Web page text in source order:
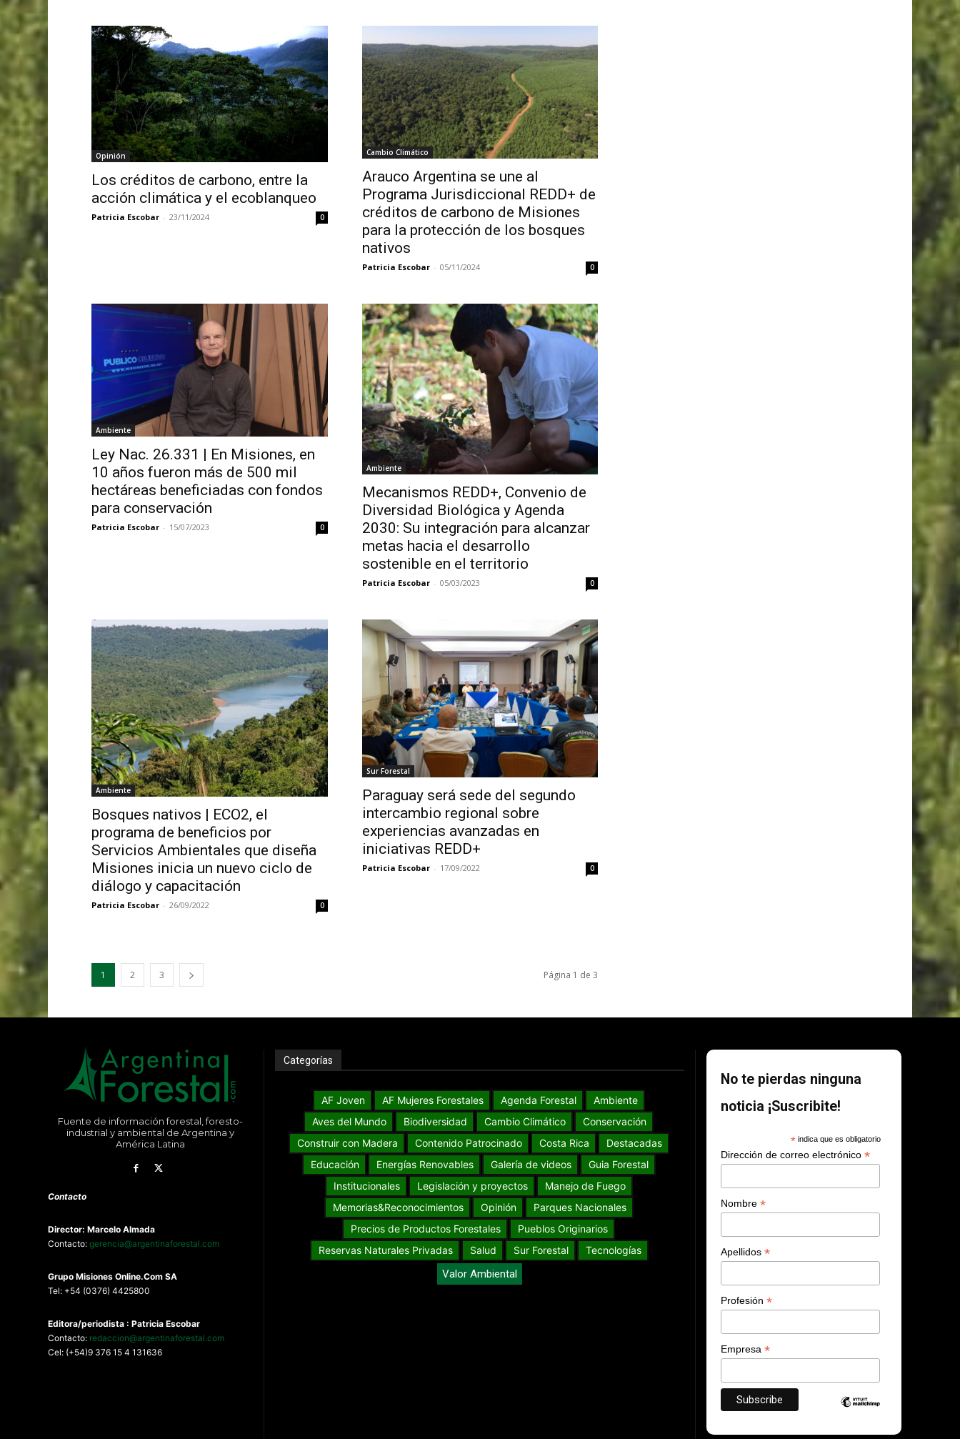
Opinión
Los créditos de carbono, entre la
acción climática y el ecoblanqueo
Patricia Escobar - 23/11/2024 0
Cambio Climático
Arauco Argentina se une al
Programa Jurisdiccional REDD+ de
créditos de carbono de Misiones
para la protección de los bosques
nativos
Patricia Escobar - 05/11/2024 0
Ambiente
Ley Nac. 26.331 | En Misiones, en
10 años fueron más de 500 mil
hectáreas beneficiadas con fondos
para conservación
Patricia Escobar - 15/07/2023 0
Ambiente
Mecanismos REDD+, Convenio de
Diversidad Biológica y Agenda
2030: Su integración para alcanzar
metas hacia el desarrollo
sostenible en el territorio
Patricia Escobar - 05/03/2023 0
Ambiente
Bosques nativos | ECO2, el
programa de beneficios por
Servicios Ambientales que diseña
Misiones inicia un nuevo ciclo de
diálogo y capacitación
Patricia Escobar - 26/09/2022 0
Sur Forestal
Paraguay será sede del segundo
intercambio regional sobre
experiencias avanzadas en
iniciativas REDD+
Patricia Escobar - 17/09/2022 0
1 2 3 Página 1 de 3
Fuente de información forestal, foresto-
industrial y ambiental de Argentina y
América Latina
Contacto
Director: Marcelo Almada
Contacto: gerencia@argentinaforestal.com
Grupo MisionesOnline.Com SA
Tel: +54 (0376) 4425800
Editora/periodista : Patricia Escobar
Contacto: redaccion@argentinaforestal.com
Cel: (+54)9 376 15 4 131636
Categorías
AF Joven AF Mujeres Forestales Agenda Forestal
Ambiente
Aves del Mundo
Biodiversidad Cambio Climático
Conservación
Construir con Madera
Contenido Patrocinado Costa Rica
Destacadas
Educación
Energías Renovables Galería de videos
Guia Forestal
Institucionales
Legislación y proyectos
Manejo de Fuego
Memorias&Reconocimientos
Opinión
Parques Nacionales
Precios de Productos Forestales
Pueblos Originarios
Reservas Naturales Privadas
Salud Sur Forestal Tecnologías
Valor Ambiental
No te pierdas ninguna
noticia ¡Suscribite!
*indica que es obligatorio
Dirección de correo electrónico*
Nombre*
Apellidos*
Profesión*
Empresa*